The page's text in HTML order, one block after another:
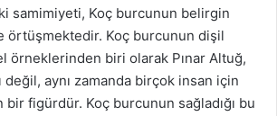
samimiyeti, Koç burcunun belirgin
örtüşmektedir. Koç burcunun dişil
örneklerinden biri olarak Pınar Altuğ,
değil, aynı zamanda birçok insan için
bir figürdür. Koç burcunun sağladığı bu